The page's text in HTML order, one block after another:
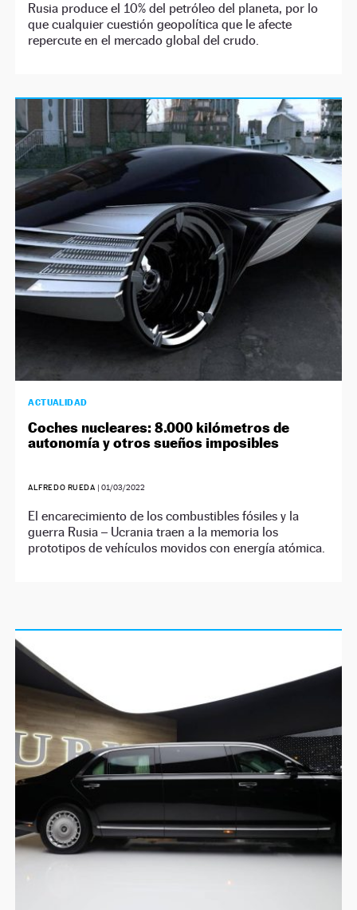
Rusia produce el 10% del petróleo del planeta, por lo
que cualquier cuestión geopolítica que le afecte
repercute en el mercado global del crudo.
ACTUALIDAD
Coches nucleares: 8.000 kilómetros de
autonomía y otros sueños imposibles
ALFREDO RUEDA | 01/03/2022
El encarecimiento de los combustibles fósiles y la
guerra Rusia – Ucrania traen a la memoria los
prototipos de vehículos movidos con energía atómica.